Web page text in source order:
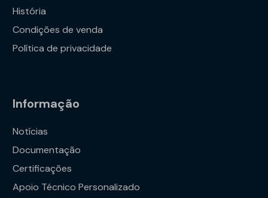
História
Condições de venda
Política de privacidade
Informação
Notícias
Documentação
Certificações
Apoio Técnico Personalizado